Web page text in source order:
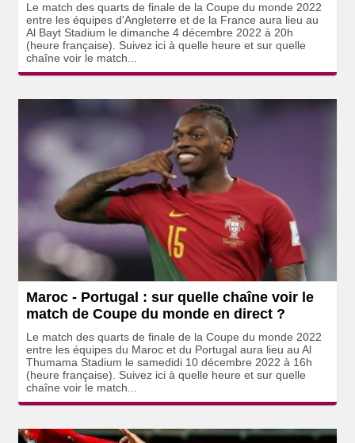
Le match des quarts de finale de la Coupe du monde 2022
entre les équipes d'Angleterre et de la France aura lieu au
Al Bayt Stadium le dimanche 4 décembre 2022 à 20h
(heure française). Suivez ici à quelle heure et sur quelle
chaîne voir le match...
Maroc - Portugal : sur quelle chaîne voir le
match de Coupe du monde en direct ?
Le match des quarts de finale de la Coupe du monde 2022
entre les équipes du Maroc et du Portugal aura lieu au Al
Thumama Stadium le samedidi 10 décembre 2022 à 16h
(heure française). Suivez ici à quelle heure et sur quelle
chaîne voir le match...